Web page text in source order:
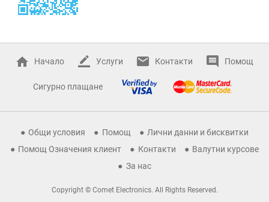
Начало Услуги Контакти Помощ
Сигурно плащане
Общи условия Помощ
Лични данни и бисквитки
Помощ Означения клиент
Контакти
Валутни курсове
За нас
Copyright © Comet Electronics. All Rights Reserved.